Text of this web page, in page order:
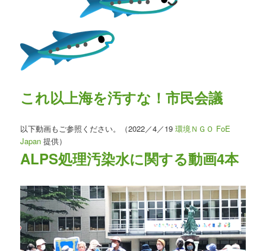
これ以上海を汚すな！市民会議
以下動画もご参照ください。（2022／4／19環境ＮＧＯ FoE
Japan 提供）
ALPS処理汚染水に関する動画4本